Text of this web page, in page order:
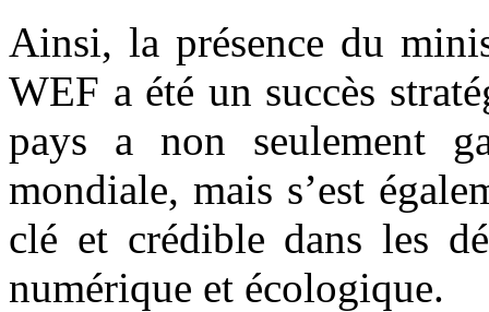
Ainsi, la présence du
WEF a été un succès
pays a non seulement
mondiale, mais s’est
clé et crédible dans les
numérique et écologique.